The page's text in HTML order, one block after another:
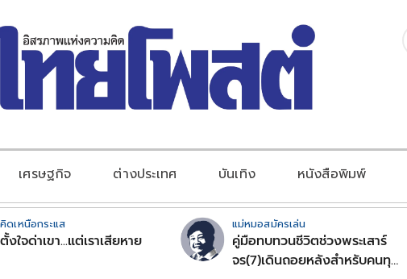
เศรษฐกิจ ต่างประเทศ บันเทิง หนังสือพิมพ์
คิดเหนือกระแส
ตั้งใจด่าเขา...แต่เราเสียหาย
แม่หมอสมัครเล่น
คู่มือทบทวนชีวิตช่วงพระเสาร์
จร(7)เดินถอยหลังสำหรับคนทุก